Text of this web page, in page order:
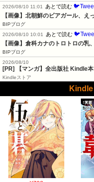
2026/08/10 11:01
あとで読む
【画像】北朝鮮のビアガール、え
BIPブログ
2026/08/10 10:01
あとで読む
【画像】倉科カナのトロトロの
BIPブログ
2026/08/10
[PR] 【マンガ】全出版社 Kindle
Kindleストア